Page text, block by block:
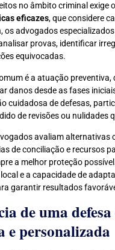
no âmbito criminal exige
eficazes, que considere
os advogados
provas, identificar
equivocadas.
é a atuação preventiva,
danos desde as fases
cuidadosa de defesas,
de revisões ou nulidades
avaliam alternativas
de conciliação e recursos
a melhor proteção
e a capacidade de
garantir resultados
de uma
e personalizada